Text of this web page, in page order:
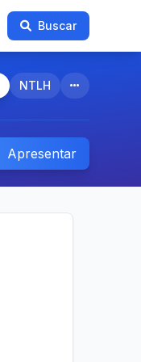
Buscar
NTLH
Apresentar